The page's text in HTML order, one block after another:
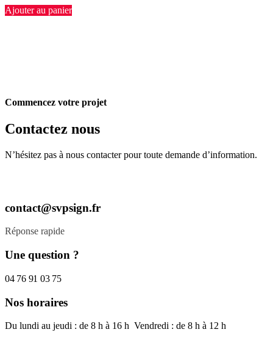
Ajouter au panier
Commencez votre projet
Contactez nous
N’hésitez pas à nous contacter pour toute demande d’information.
contact@svpsign.fr
Réponse rapide
Une question ?
04 76 91 03 75
Nos horaires
Du lundi au jeudi : de 8 h à 16 h Vendredi : de 8 h à 12 h